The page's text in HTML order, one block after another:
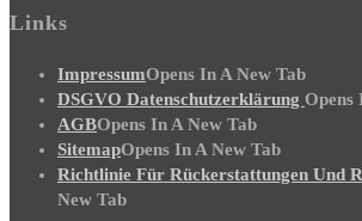
Links
ImpressumOpens In A New Tab
DSGVO Datenschutzerklärung Opens
AGBOpens In A New Tab
SitemapOpens In A New Tab
Richtlinie Für Rückerstattungen Und
New Tab